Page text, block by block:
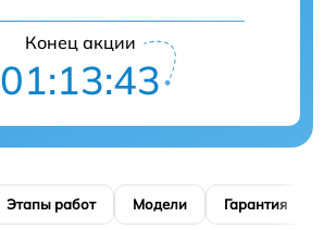
Конец акции
01:13:42
Этапы работ Модели Гарантия